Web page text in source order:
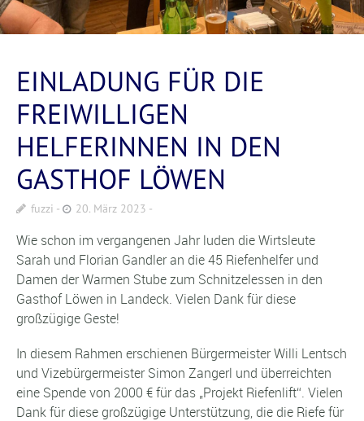
EINLADUNG FÜR DIE
FREIWILLIGEN
HELFERINNEN IN DEN
GASTHOF LÖWEN
fuzzi 20. März 2023
Wie schon im vergangenen Jahr luden die Wirtsleute
Sarah und Florian Gandler an die 45 Riefenhelfer und
Damen der Warmen Stube zum Schnitzelessen in den
Gasthof Löwen in Landeck. Vielen Dank für diese
großzügige Geste!
In diesem Rahmen erschienen Bürgermeister Willi Lentsch
und Vizebürgermeister Simon Zangerl und überreichten
eine Spende von 2000 € für das „Projekt Riefenlift“. Vielen
Dank für diese großzügige Unterstützung, die die Riefe für